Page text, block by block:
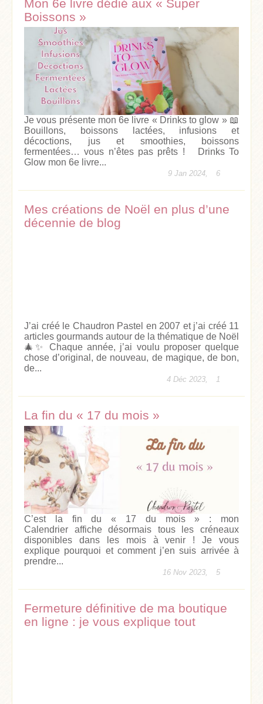
Mon 6e livre dédié aux « Super
Boissons »
Je vous présente mon 6e livre « Drinks to glow » 📖
Bouillons, boissons lactées, infusions et
décoctions, jus et smoothies, boissons
fermentées… vous n’êtes pas prêts ! Drinks To
Glow mon 6e livre...
9 Jan 2024, 6
Mes créations de Noël en plus d’une
décennie de blog
J’ai créé le Chaudron Pastel en 2007 et j’ai créé 11
articles gourmands autour de la thématique de Noël
🎄✨ Chaque année, j’ai voulu proposer quelque
chose d’original, de nouveau, de magique, de bon,
de...
4 Déc 2023, 1
La fin du « 17 du mois »
C’est la fin du « 17 du mois » : mon
Calendrier affiche désormais tous les créneaux
disponibles dans les mois à venir ! Je vous
explique pourquoi et comment j’en suis arrivée à
prendre...
16 Nov 2023, 5
Fermeture définitive de ma boutique
en ligne : je vous explique tout